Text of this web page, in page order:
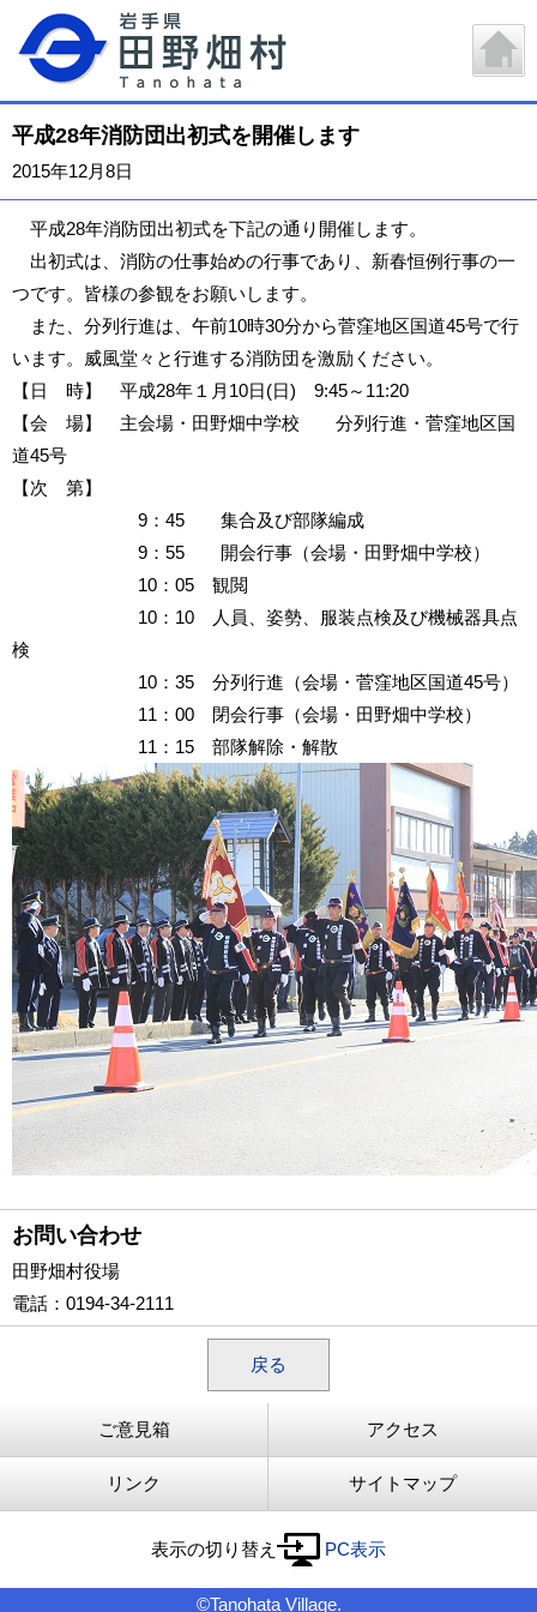
平成28年消防団出初式を開催します
2015年12月8日
平成28年消防団出初式を下記の通り開催します。
出初式は、消防の仕事始めの行事であり、新春恒例行事の一
つです。皆様の参観をお願いします。
また、分列行進は、午前10時30分から菅窪地区国道45号で行
います。威風堂々と行進する消防団を激励ください。
【日 時】 平成28年１月10日(日) 9:45～11:20
【会 場】 主会場・田野畑中学校 分列行進・菅窪地区国
道45号
【次 第】
9：45 集合及び部隊編成
9：55 開会行事（会場・田野畑中学校）
10：05 観閲
10：10 人員、姿勢、服装点検及び機械器具点
検
10：35 分列行進（会場・菅窪地区国道45号）
11：00 閉会行事（会場・田野畑中学校）
11：15 部隊解除・解散
お問い合わせ
田野畑村役場
電話 ：0194-34-2111
戻る
ご意見箱 アクセス
リンク サイトマップ
表示の切り替え PC表示
©Tanohata Village.